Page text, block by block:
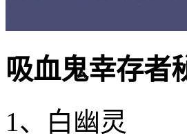
吸血鬼幸存者
1、白幽灵